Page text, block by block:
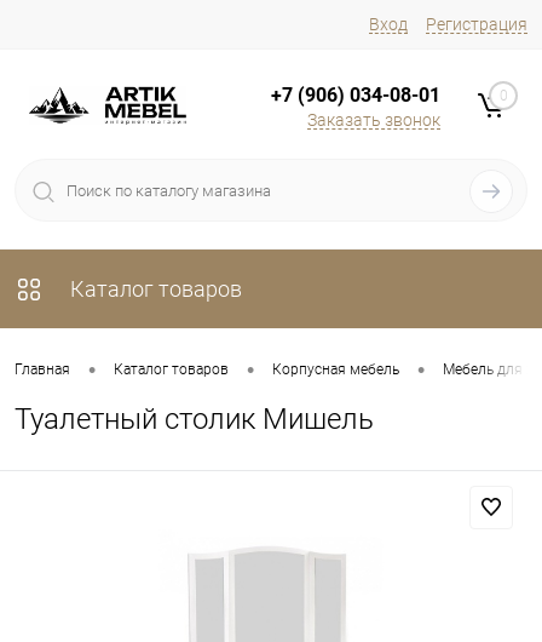
Вход Регистрация
+7 (906) 034-08-01
Заказать звонок
0
Каталог товаров
Главная • Каталог товаров • Корпусная мебель • Мебель для
Туалетный столик Мишель